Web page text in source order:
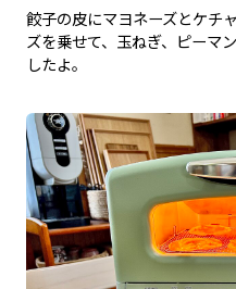
餃子の皮にマヨネーズとケチ
ズを乗せて、玉ねぎ、ピーマ
したよ。